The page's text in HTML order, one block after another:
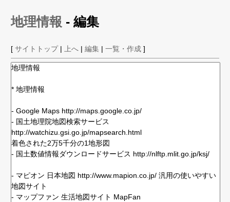
地理情報 - 編集
[ サイトトップ| 上へ | 編集 | 一覧・作成 ]